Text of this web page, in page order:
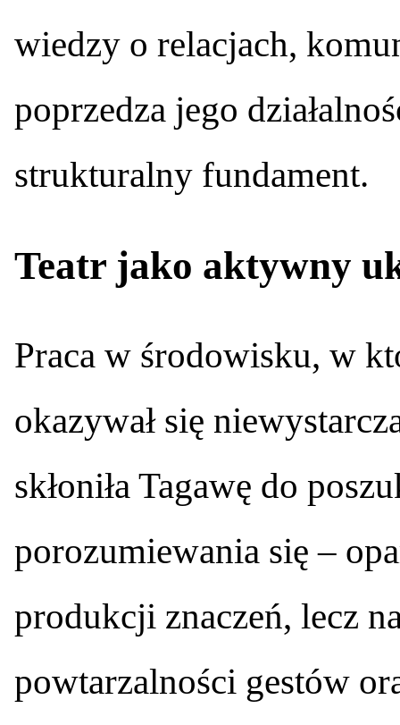
wiedzy o relacjach,
poprzedza jego
strukturalny fundament.
Teatr jako aktywny
Praca w środowisku, w
okazywał się
skłoniła Tagawę do
porozumiewania się –
produkcji znaczeń, lecz
powtarzalności gestów